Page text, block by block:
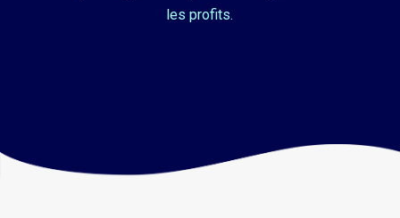
les profits.